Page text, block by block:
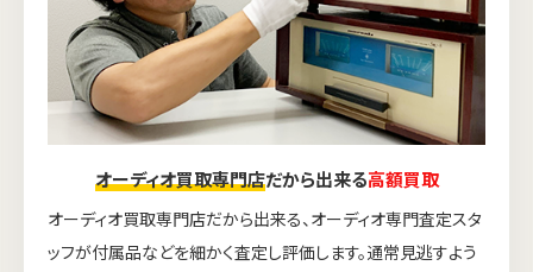
オーディオ買取専門店だから出来る高額買取
オーディオ買取専門店だから出来る、オーディオ専門査定スタ
ッフが付属品などを細かく査定し評価します。通常見逃すよう